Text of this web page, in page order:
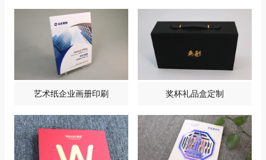
艺术纸企业画册印刷 奖杯礼品盒定制